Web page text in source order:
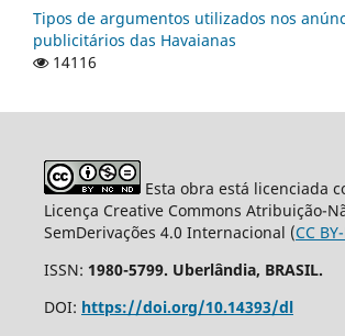
Tipos de argumentos utilizados nos
publicitários das Havaianas
14116
Esta obra está licenciada
Licença Creative Commons Atribuição-
SemDerivações 4.0 Internacional (CC
ISSN: 1980-5799. Uberlândia, BRASIL.
DOI: https://doi.org/10.14393/dl